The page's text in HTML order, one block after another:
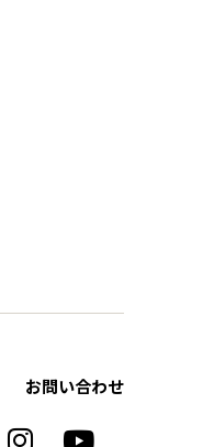
お問い合わせ